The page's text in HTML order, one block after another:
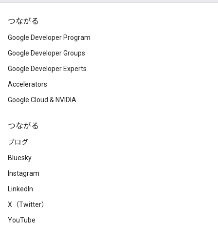
つながる
Google Developer Program
Google Developer Groups
Google Developer Experts
Accelerators
Google Cloud & NVIDIA
つながる
ブログ
Bluesky
Instagram
LinkedIn
X（Twitter）
YouTube